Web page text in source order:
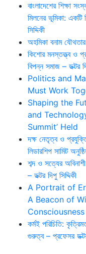
বাংলাদেশের শিক্ষা
মিলনের ভূমিকা: একটি
সিদ্দিকী
অহমিকা বনাম
কিশোর মনস্তত্ত্ব ও
বিপন্ন সমাজ – ডক্টর
Politics and
Must Work
Shaping the
and
Summit’ Held
দক্ষ নেতৃত্ব ও
লিডারশিপ সামিট
শব্দ ও সত্যের
– ডক্টর দিপু সিদ্দিকী
A Portrait of
A Beacon of
কর্মই পরিচিতি:
গুরুত্ব – প্রফেসর ডক্টর